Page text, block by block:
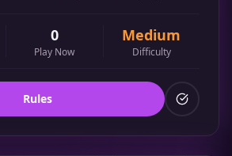
0
Play Now
Medium
Difficulty
Rules